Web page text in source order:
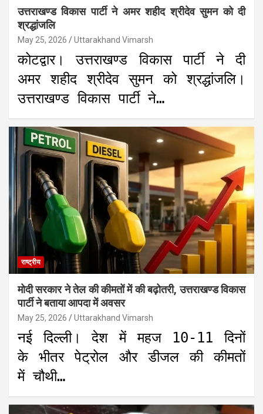
उत्तराखण्ड विकास पार्टी ने अमर शहीद श्रीदेव सुमन को दी
श्रद्धांजलि
May 25, 2026 Uttarakhand Vimarsh
कोटद्वार। उत्तराखण्ड विकास पार्टी ने दी
अमर शहीद श्रीदेव सुमन को श्रद्धांजलि।
उत्तराखण्ड विकास पार्टी ने…
राष्ट्रीय
मोदी सरकार ने तेल की कीमतों में की बढ़ोतरी, उत्तराखण्ड विकास
पार्टी ने बताया आपदा में अवसर
May 25, 2026 Uttarakhand Vimarsh
नई दिल्ली। देश में महज 10-11 दिनों
के भीतर पेट्रोल और डीजल की कीमतों
में चौथी…